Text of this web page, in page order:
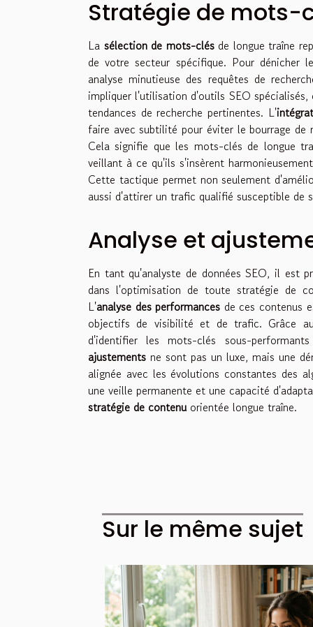
Stratégie de mots-
La sélection de mots-clésde longue traîne
de votre secteur spécifique. Pour
analyse minutieuse des requêtes de
impliquer l'utilisation d'outils SEO
tendances de recherche pertinentes. L'
faire avec subtilité pour éviter le bourrage
Cela signifie que les mots-clés de longue
veillant à ce qu'ils s'insèrent
Cette tactique permet non seulement
aussi d'attirer un trafic qualifié susceptible de
Analyse et
En tant qu'analyste de données SEO, il est
dans l'optimisation de toute stratégie de
L'analyse des performances de ces contenus
objectifs de visibilité et de trafic. Grâce
d'identifier les mots-clés sous-
ajustements ne sont pas un luxe, mais une
alignée avec les évolutions constantes des
une veille permanente et une capacité
stratégie de contenu orientée longue traîne.
Sur le même sujet